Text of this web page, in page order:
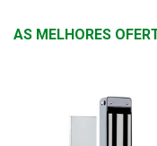
AS MELHORES